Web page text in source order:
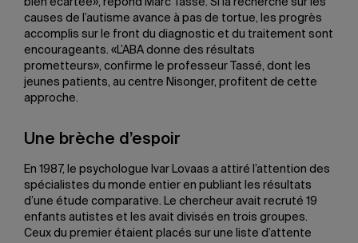
bien écartée», répond Marc Tassé. Si la recherche sur les
causes de l’autisme avance à pas de tortue, les progrès
accomplis sur le front du diagnostic et du traitement sont
encourageants. «L’ABA donne des résultats
prometteurs», confirme le professeur Tassé, dont les
jeunes patients, au centre Nisonger, profitent de cette
approche.
Une brèche d’espoir
En 1987, le psychologue Ivar Lovaas a attiré l’attention des
spécialistes du monde entier en publiant les résultats
d’une étude comparative. Le chercheur avait recruté 19
enfants autistes et les avait divisés en trois groupes.
Ceux du premier étaient placés sur une liste d’attente